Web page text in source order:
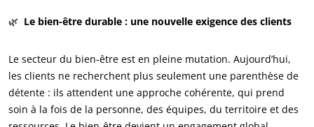
🌿 Le bien-être durable : une nouvelle exigence des clients
Le secteur du bien-être est en pleine mutation. Aujourd’hui,
les clients ne recherchent plus seulement une parenthèse de
détente : ils attendent une approche cohérente, qui prend
soin à la fois de la personne, des équipes, du territoire et des